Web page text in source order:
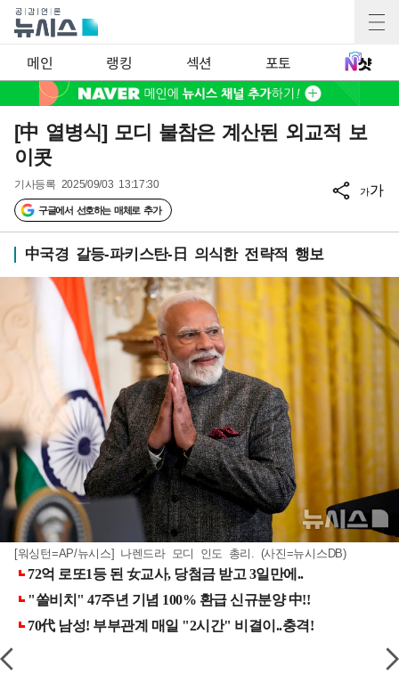
메인 랭킹 섹션 포토
[中 열병식] 모디 불참은 계산된 외교적 보
이콧
기사등록 2025/09/03 13:17:30
구글에서 선호하는 매체로 추가
가가
中국경 갈등-파키스탄-日 의식한 전략적 행보
[워싱턴=AP/뉴시스] 나렌드라 모디 인도 총리. (사진=뉴시스DB)